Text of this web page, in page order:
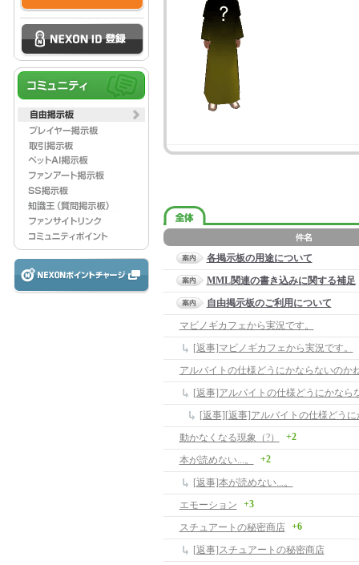
各掲示板の用途について
MML関連の書き込みに関する補足
自由掲示板のご利用について
マビノギカフェから実況です。
[返事]マビノギカフェから実況です。
アルバイトの仕様どうにかならないのか
動かなくなる現象（?） +2
本が読めない...。 +2
[返事]本が読めない...。
エモーション
+3
スチュアートの秘密商店 +6
[返事]スチュアートの秘密商店